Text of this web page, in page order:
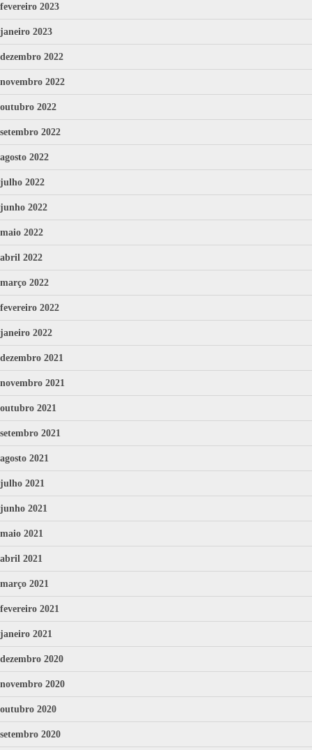
fevereiro 2023
janeiro 2023
dezembro 2022
novembro 2022
outubro 2022
setembro 2022
agosto 2022
julho 2022
junho 2022
maio 2022
abril 2022
março 2022
fevereiro 2022
janeiro 2022
dezembro 2021
novembro 2021
outubro 2021
setembro 2021
agosto 2021
julho 2021
junho 2021
maio 2021
abril 2021
março 2021
fevereiro 2021
janeiro 2021
dezembro 2020
novembro 2020
outubro 2020
setembro 2020